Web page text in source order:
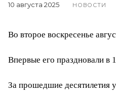
10 августа 2025 НОВОСТИ
Во второе воскресенье
Впервые его праздновали в
За прошедшие десятилетия